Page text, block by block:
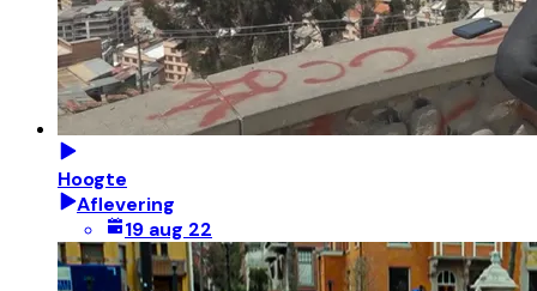
Hoogte
Aflevering
19 aug 22